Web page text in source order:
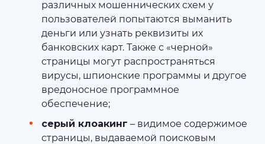
различных мошеннических схем у
пользователей попытаются выманить
деньги или узнать реквизиты их
банковских карт. Также с «черной»
страницы могут распространяться
вирусы, шпионские программы и другое
вредоносное программное
обеспечение;
серый клоакинг – видимое содержимое
страницы, выдаваемой поисковым